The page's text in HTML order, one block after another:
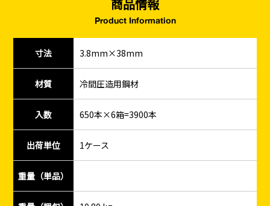
商品情報
Product Information
寸法 3.8mm×38mm
材質 冷間圧造用鋼材
入数 650本×6箱=3900本
出荷単位 1ケース
重量（単品）